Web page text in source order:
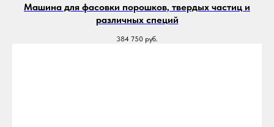
Машина для фасовки порошков, твердых частиц и
различных специй
384 750 руб.